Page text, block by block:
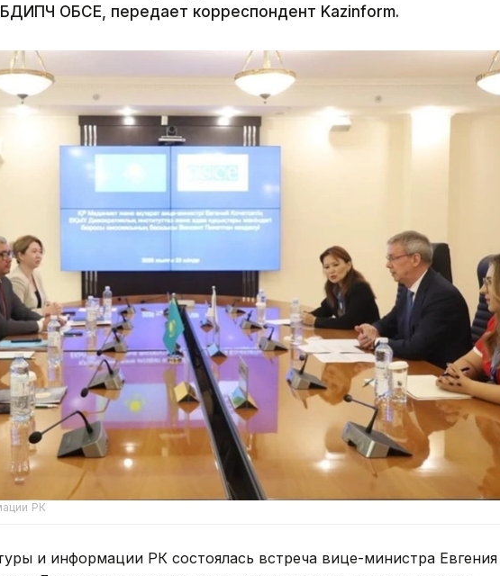
ОБСЕ, передает корреспондент Kazinform.
РК
и информации РК состоялась встреча вице-министра Евгения